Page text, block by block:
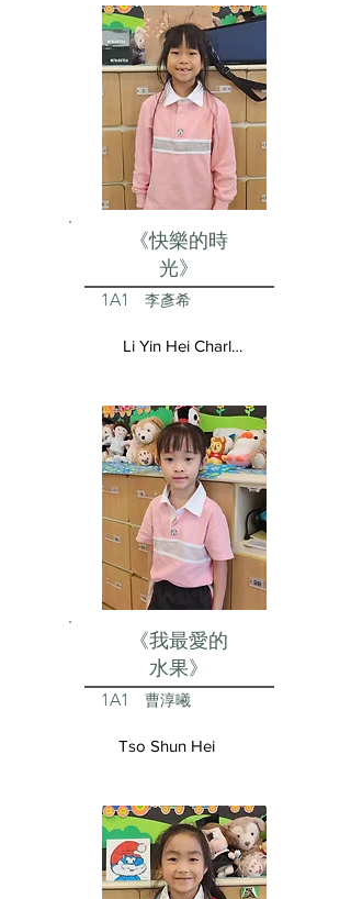
《快樂的時
光》
1A1 李彥希
Li Yin Hei Charlotte
《我最愛的
水果》
1A1 曹淳曦
Tso Shun Hei